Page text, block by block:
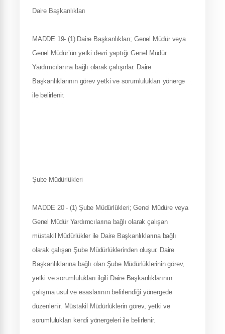
Daire Başkanlıkları
MADDE 19- (1) Daire Başkanlıkları; Genel Müdür veya
Genel Müdür’ün yetki devri yaptığı Genel Müdür
Yardımcılarına bağlı olarak çalışırlar. Daire
Başkanlıklarının görev yetki ve sorumlulukları yönerge
ile belirlenir.
Şube Müdürlükleri
MADDE 20 - (1) Şube Müdürlükleri; Genel Müdüre veya
Genel Müdür Yardımcılarına bağlı olarak çalışan
müstakil Müdürlükler ile Daire Başkanlıklarına bağlı
olarak çalışan Şube Müdürlüklerinden oluşur. Daire
Başkanlıklarına bağlı olan Şube Müdürlüklerinin görev,
yetki ve sorumlulukları ilgili Daire Başkanlıklarının
çalışma usul ve esaslarının belirlendiği yönergede
düzenlenir. Müstakil Müdürlüklerin görev, yetki ve
sorumlulukları kendi yönergeleri ile belirlenir.